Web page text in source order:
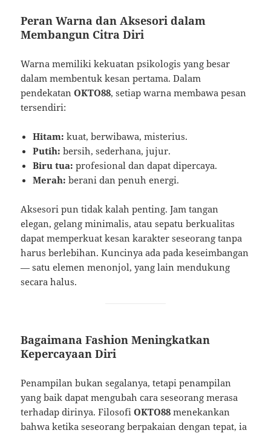
Peran Warna dan Aksesori dalam
Membangun Citra Diri
Warna memiliki kekuatan psikologis yang besar
dalam membentuk kesan pertama. Dalam
pendekatanOKTO88, setiap warna membawa pesan
tersendiri:
Hitam: kuat, berwibawa, misterius.
Putih: bersih, sederhana, jujur.
Biru tua: profesional dan dapat dipercaya.
Merah: berani dan penuh energi.
Aksesori pun tidak kalah penting. Jam tangan
elegan, gelang minimalis, atau sepatu berkualitas
dapat memperkuat kesan karakter seseorang tanpa
harus berlebihan. Kuncinya ada pada keseimbangan
— satu elemen menonjol, yang lain mendukung
secara halus.
Bagaimana Fashion Meningkatkan
Kepercayaan Diri
Penampilan bukan segalanya, tetapi penampilan
yang baik dapat mengubah cara seseorang merasa
terhadap dirinya. FilosofiOKTO88 menekankan
bahwa ketika seseorang berpakaian dengan tepat, ia